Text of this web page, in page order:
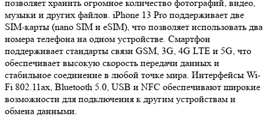
позволяет хранить огромное количество фотографий, видео,
музыки и других файлов. iPhone 13 Pro поддерживает две
SIM-карты (nano SIM и eSIM), что позволяет использовать два
номера телефона на одном устройстве. Смартфон
поддерживает стандарты связи GSM, 3G, 4G LTE и 5G, что
обеспечивает высокую скорость передачи данных и
стабильное соединение в любой точке мира. Интерфейсы Wi-
Fi 802.11ax, Bluetooth 5.0, USB и NFC обеспечивают широкие
возможности для подключения к другим устройствам и
обмена данными.